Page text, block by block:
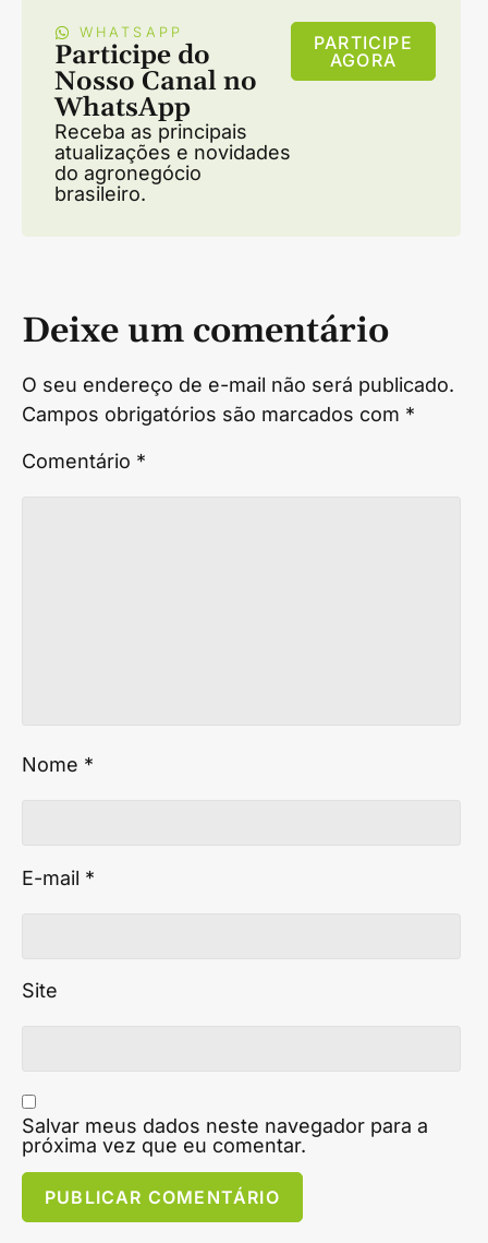
WHATSAPP
Participe do
Nosso Canal no
WhatsApp
Receba as principais
atualizações e novidades
do agronegócio
brasileiro.
PARTICIPE
AGORA
Deixe um comentário
O seu endereço de e-mail não será publicado.
Campos obrigatórios são marcados com *
Comentário *
Nome *
E-mail *
Site
Salvar meus dados neste navegador para a
próxima vez que eu comentar.